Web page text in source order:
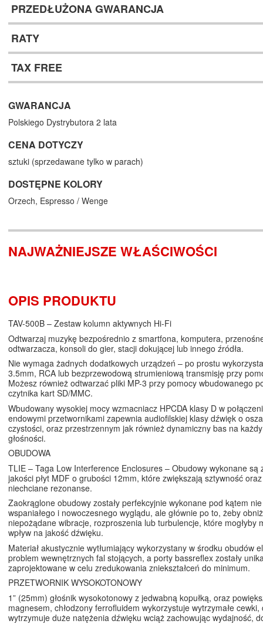
PRZEDŁUŻONA GWARANCJA
RATY
TAX FREE
GWARANCJA
Polskiego Dystrybutora 2 lata
CENA DOTYCZY
sztuki (sprzedawane tylko w parach)
DOSTĘPNE KOLORY
Orzech, Espresso / Wenge
NAJWAŻNIEJSZE WŁAŚCIWOŚCI
OPIS PRODUKTU
TAV-500B – Zestaw kolumn aktywnych Hi-Fi
Odtwarzaj muzykę bezpośrednio z smartfona, komputera,
odtwarzacza, konsoli do gier, stacji dokującej lub innego źródła.
Nie wymaga żadnych dodatkowych urządzeń – po prostu
3.5mm, RCA lub bezprzewodową strumieniową transmisję przy
Możesz również odtwarzać pliki MP-3 przy pomocy wbudowanego
czytnika kart SD/MMC.
Wbudowany wysokiej mocy wzmacniacz HPCDA klasy D w
endowymi przetwornikami zapewnia audiofilskiej klasy dźwięk o
czystości, oraz przestrzennym jak również dynamiczny bas na
głośności.
OBUDOWA
TLIE – Taga Low Interference Enclosures – Obudowy wykonane są
jakości płyt MDF o grubości 12mm, które zwiększają sztywność
niechciane rezonanse.
Zaokrąglone obudowy zostały perfekcyjnie wykonane pod kątem
wspaniałego i nowoczesnego wyglądu, ale głównie po to, żeby
niepożądane wibracje, rozproszenia lub turbulencje, które mogłyby
wpływ na jakość dźwięku.
Materiał akustycznie wytłumiający wykorzystany w środku obudów
problem wewnętrznych fal stojących, a porty bassreflex zostały
zaprojektowane w celu zredukowania zniekształceń do minimum.
PRZETWORNIK WYSOKOTONOWY
1” (25mm) głośnik wysokotonowy z jedwabną kopułką, oraz
magnesem, chłodzony ferrofluidem wykorzystuje wytrzymałe
wytrzymuje duże natężenia dźwięku wciąż zachowując wydajność,